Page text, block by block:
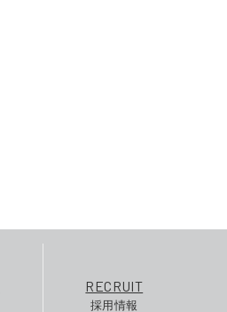
RECRUIT
採用情報